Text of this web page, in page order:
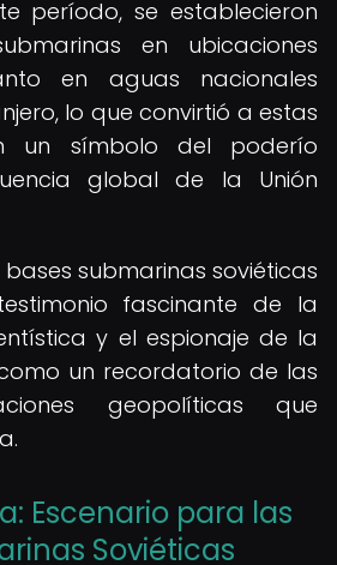
período, se establecieron
en ubicaciones
en aguas nacionales
lo que convirtió a estas
un símbolo del poderío
global de la Unión
submarinas soviéticas
fascinante de la
y el espionaje de la
un recordatorio de las
geopolíticas que
Escenario para las
Soviéticas